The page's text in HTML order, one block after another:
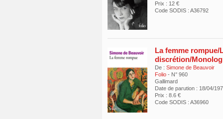
Prix : 12 €
Code SODIS : A36792
La femme rompue/
discrétion/
De : Simone de Beauvoir
Folio - N° 960
Gallimard
Date de parution : 18/04/
Prix : 8.6 €
Code SODIS : A36960